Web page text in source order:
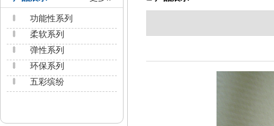
功能性系列
柔软系列
弹性系列
环保系列
五彩缤纷